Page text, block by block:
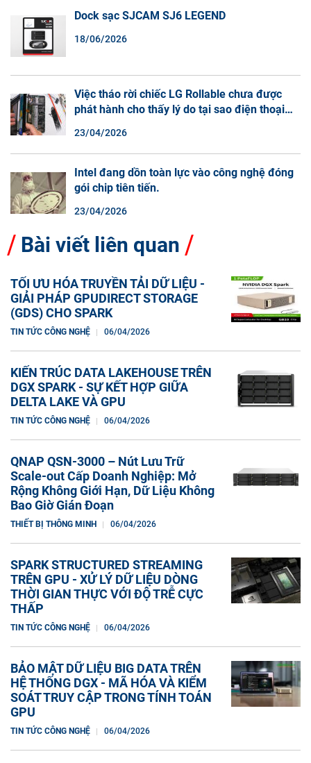
Dock sạc SJCAM SJ6 LEGEND
18/06/2026
Việc tháo rời chiếc LG Rollable chưa được
phát hành cho thấy lý do tại sao điện thoại
23/04/2026
Intel đang dồn toàn lực vào công nghệ đóng
gói chip tiên tiến.
23/04/2026
Bài viết liên quan
TỐI ƯU HÓA TRUYỀN TẢI DỮ LIỆU -
GIẢI PHÁP GPUDIRECT STORAGE
(GDS) CHO SPARK
TIN TỨC CÔNG NGHỆ 06/04/2026
KIẾN TRÚC DATA LAKEHOUSE TRÊN
DGX SPARK - SỰ KẾT HỢP GIỮA
DELTA LAKE VÀ GPU
TIN TỨC CÔNG NGHỆ 06/04/2026
QNAP QSN-3000 – Nút Lưu Trữ
Scale-out Cấp Doanh Nghiệp: Mở
Rộng Không Giới Hạn, Dữ Liệu Không
Bao Giờ Gián Đoạn
THIẾT BỊ THÔNG MINH 06/04/2026
SPARK STRUCTURED STREAMING
TRÊN GPU - XỬ LÝ DỮ LIỆU DÒNG
THỜI GIAN THỰC VỚI ĐỘ TRỄ CỰC
THẤP
TIN TỨC CÔNG NGHỆ 06/04/2026
BẢO MẬT DỮ LIỆU BIG DATA TRÊN
HỆ THỐNG DGX - MÃ HÓA VÀ KIỂM
SOÁT TRUY CẬP TRONG TÍNH TOÁN
GPU
TIN TỨC CÔNG NGHỆ 06/04/2026